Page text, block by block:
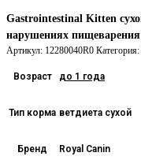
Gastrointestinal Kitten
нарушениях пищеварения
Артикул: 12280040R0 Категория:
Возраст до 1 года
Тип корма ветдиета сухой
Бренд Royal Canin